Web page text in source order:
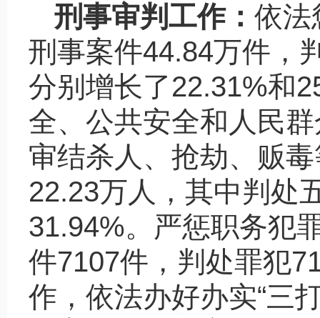
刑事审判工作： 依法
刑事案件44.84万件，
分别增长了22.31%和
全、公共安全和人民
审结杀人、抢劫、贩
22.23万人，其中判处
31.94%。严惩职务犯
件7107件，判处罪犯
作，依法办好办实“三